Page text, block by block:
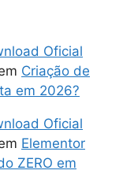
Oficial
Criação de
em 2026?
Oficial
Elementor
ZERO em